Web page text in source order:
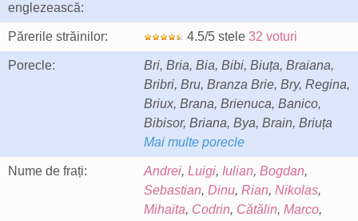
englezească:
Părerile străinilor: 4.5/5 stele 32 voturi
Porecle:
Bri, Bria, Bia, Bibi, Biuța, Braiana,
Bribri, Bru, Branza Brie, Bry, Regina,
Briux, Brana, Brienuca, Banico,
Bibisor, Briana, Bya, Brain, Briuța
Mai multe porecle
Nume de frați: Andrei, Luigi, Iulian, Bogdan,
Sebastian, Dinu, Rian, Nikolas,
Mihaita, Codrin, Cătălin, Marco,